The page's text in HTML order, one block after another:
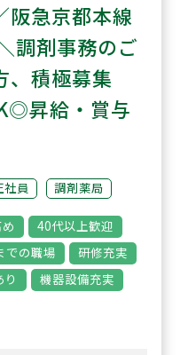
のエリア別採
間以上や転居
せん。生活基
るため、地域に
アを築きたい
。
上＋有給取得
】
を入れている
阪急京都本線
調剤事務のご
、積極募集
昇給・賞与
社員 調剤薬局
40代以上歓迎
での職場
研修充実
機器設備充実